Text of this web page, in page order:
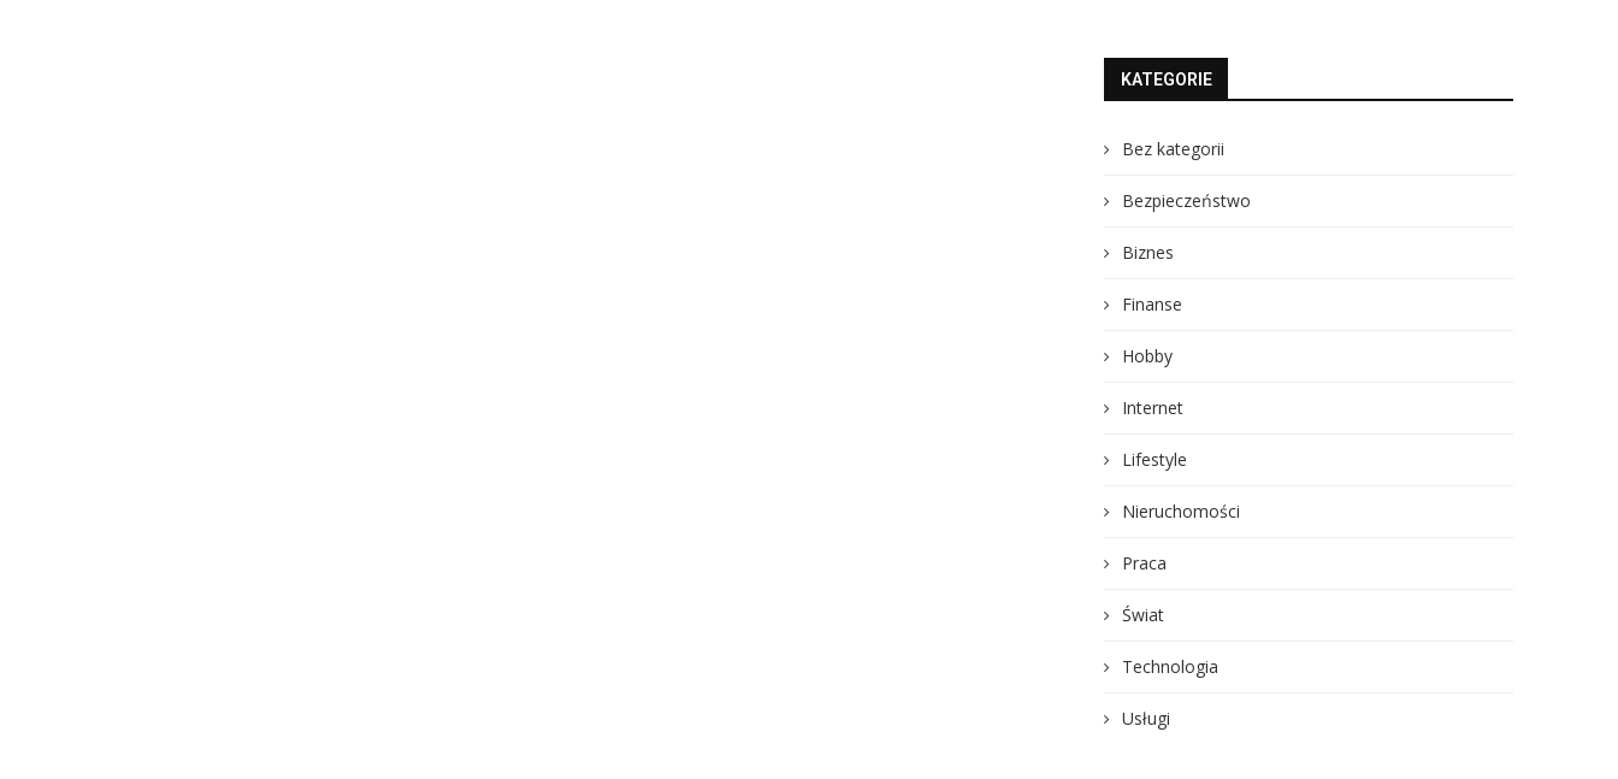
KATEGORIE
Bez kategorii
Bezpieczeństwo
Biznes
Finanse
Hobby
Internet
Lifestyle
Nieruchomości
Praca
Świat
Technologia
Usługi